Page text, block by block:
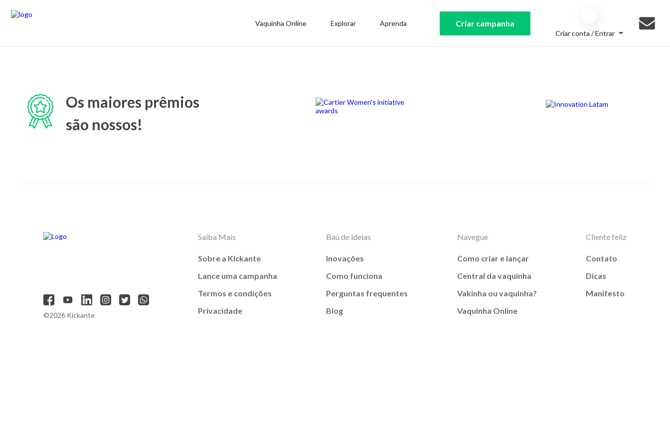
Vaquinha Online Explorar Aprenda Criar campanha
Criar conta / Entrar
Os maiores prêmios
são nossos!
©2026 Kickante
Saiba Mais
Sobre a Kickante
Lance uma campanha
Termos e condições
Privacidade
Baú de ideias
Inovações
Como funciona
Perguntas frequentes
Blog
Navegue
Como criar e lançar
Central da vaquinha
Vakinha ou vaquinha?
Vaquinha Online
Cliente feliz
Contato
Dicas
Manifesto